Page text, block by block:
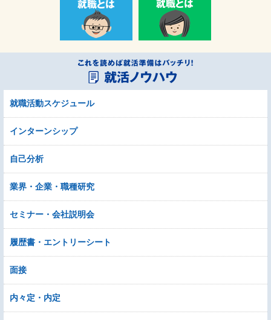
就職活動スケジュール
インターンシップ
自己分析
業界・企業・職種研究
セミナー・会社説明会
履歴書・エントリーシート
面接
内々定・内定